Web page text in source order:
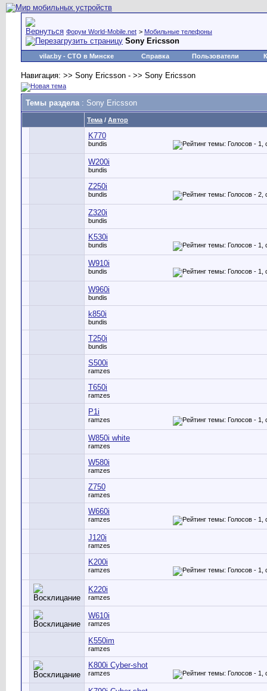
Форум World-Mobile.net > Мобильные телефоны
Sony Ericsson
vilar.by - СТО в Минске Справка Пользователи
Навигация: >> Sony Ericsson - >> Sony Ericsson
Темы раздела: Sony Ericsson
Тема / Автор
K770
bundis
W200i
bundis
Z250i
bundis
Z320i
bundis
K530i
bundis
W910i
bundis
W960i
bundis
k850i
bundis
T250i
bundis
S500i
ramzes
T650i
ramzes
P1i
ramzes
W850i white
ramzes
W580i
ramzes
Z750
ramzes
W660i
ramzes
J120i
ramzes
K200i
ramzes
K220i
ramzes
W610i
ramzes
K550im
ramzes
K800i Cyber-shot
ramzes